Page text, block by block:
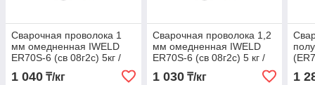
Сварочная проволока 1
мм омедненная IWELD
ER70S-6 (св 08г2с) 5кг /
1 040 ₸/кг
Сварочная проволока 1,2
мм омедненная IWELD
ER70S-6 (св 08г2с) 5 кг /
1 030₸/кг 1